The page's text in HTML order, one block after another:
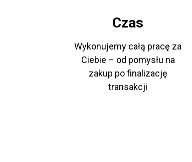
Czas
Wykonujemy całą pracę za
Ciebie – od pomysłu na
zakup po finalizację
transakcji